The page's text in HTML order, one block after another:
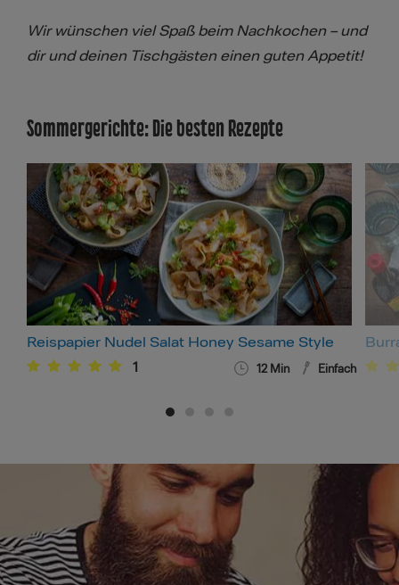
Wir wünschen viel Spaß beim Nachkochen – und
dir und deinen Tischgästen einen guten Appetit!
Sommergerichte: Die besten Rezepte
Reispapier Nudel Salat Honey Sesame Style
1 12 Min Einfach